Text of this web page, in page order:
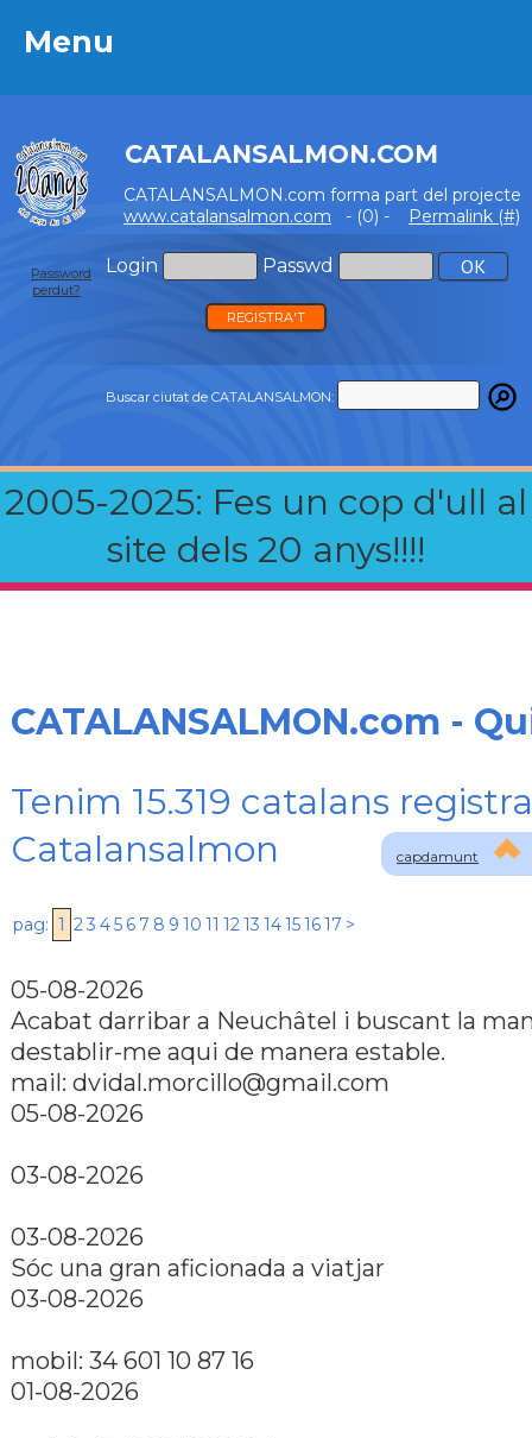
Menu
CATALANSALMON.COM
CATALANSALMON.com forma part del projecte
www.catalansalmon.com - (0) - Permalink (#)
Login Passwd
Password
perdut?
REGISTRA'T
Buscar ciutat de CATALANSALMON:
2005-2025: Fes un cop d'ull al
site dels 20 anys!!!!
Menu
capdamunt
CATALANSALMON.com -
Tenim 15.319 catalans
Catalansalmon
pag: 1 23 45 6 7 8 9 10 11 1213 14151617 >
05-08-2026
Acabat darribar a Neuchâtel i buscant la
destablir-me aqui de manera estable.
mail: dvidal.morcillo@gmail.com
05-08-2026
03-08-2026
03-08-2026
Sóc una gran aficionada a viatjar
03-08-2026
mobil: 34 601 10 87 16
01-08-2026